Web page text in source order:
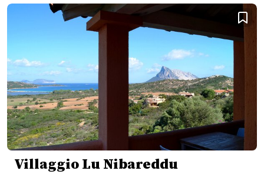
Villaggio Lu Nibareddu